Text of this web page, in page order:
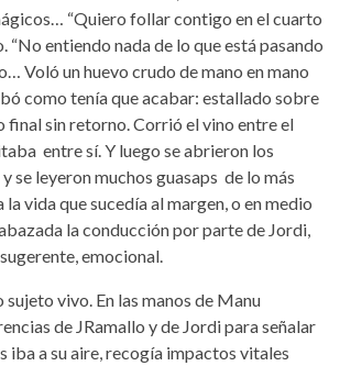
“Quiero follar contigo en el cuarto
“No entiendo nada de lo que está pasando
Voló un huevo crudo de mano en mano
como tenía que acabar: estallado sobre
final sin retorno. Corrió el vino entre el
entre sí. Y luego se abrieron los
se leyeron muchos guasaps de lo más
la vida que sucedía al margen, o en medio
la conducción por parte de Jordi,
emocional.
sujeto vivo. En las manos de Manu
de JRamallo y de Jordi para señalar
iba a su aire, recogía impactos vitales